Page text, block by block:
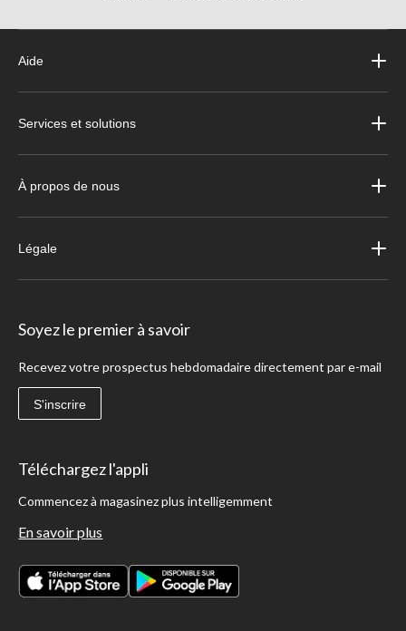
Aide
Services et solutions
À propos de nous
Légale
Soyez le premier à savoir
Recevez votre prospectus hebdomadaire directement par e-mail
S'inscrire
Téléchargez l'appli
Commencez à magasinez plus intelligemment
En savoir plus